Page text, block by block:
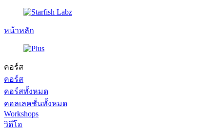
หน้าหลัก
คอร์ส
คอร์ส
คอร์สทั้งหมด
คอลเลคชั่นทั้งหมด
Workshops
วิดีโอ